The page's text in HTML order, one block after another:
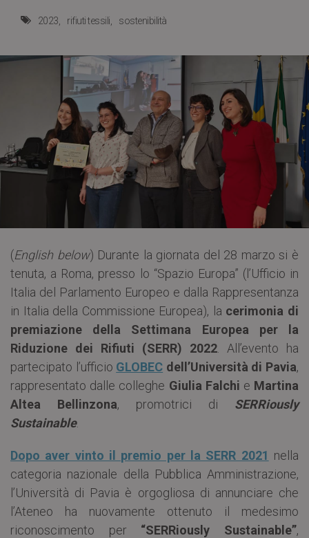
2023 rifiuti tessili sostenibilità
(English below) Durante la giornata del 28 marzo si è
tenuta, a Roma, presso lo “Spazio Europa” (l’Ufficio in
Italia del Parlamento Europeo e dalla Rappresentanza
in Italia della Commissione Europea), la cerimonia di
premiazione della Settimana Europea per la
Riduzione dei Rifiuti (SERR) 2022 . All’evento ha
partecipato l’ufficio GLOBEC dell’Università di Pavia,
rappresentato dalle colleghe Giulia Falchi e Martina
Altea Bellinzona, promotrici di SERRiously
Sustainable.
Dopo aver vinto il premio per la SERR 2021 nella
categoria nazionale della Pubblica Amministrazione,
l’Università di Pavia è orgogliosa di annunciare che
l’Ateneo ha nuovamente ottenuto il medesimo
riconoscimento per“SERRiously Sustainable”,